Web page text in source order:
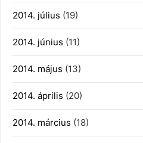
2014. július (19)
2014. június (11)
2014. május (13)
2014. április (20)
2014. március (18)